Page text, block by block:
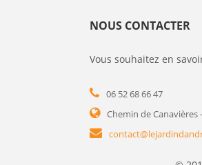
NOUS CONTACTER
Vous souhaitez en
06 52 68 66 47
Chemin de Canavières